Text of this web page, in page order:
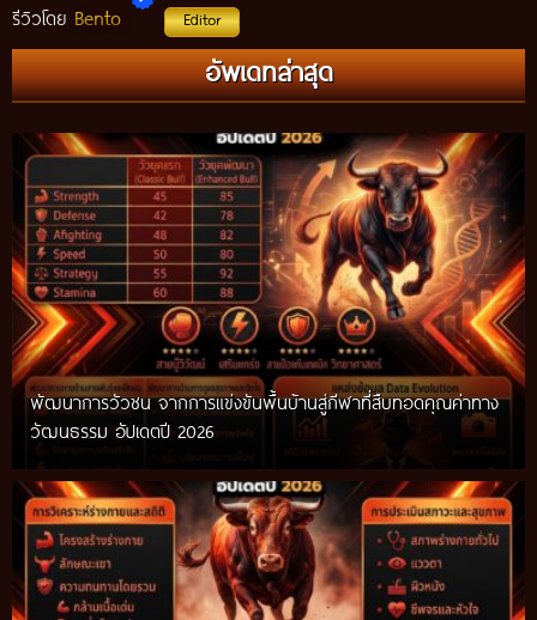
รีวิวโดย Bento Editor
อัพเดทล่าสุด
กติกาวัวชนสมัยก่อน วิถีการแข่งขันดั้งเดิมที่สืบทอดผ่านภูมิปัญญา
ท้องถิ่น อัปเดตปี 2026
พัฒนาการวัวชน จากการแข่งขันพื้นบ้านสู่กีฬาที่สืบทอดคุณค่าทาง
วัฒนธรรม อัปเดตปี 2026